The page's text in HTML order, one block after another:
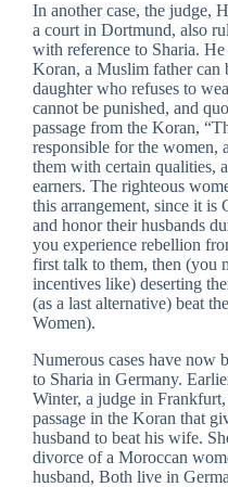
In another case, the judge,
a court in Dortmund, also
with reference to Sharia.
Koran, a Muslim father can
daughter who refuses to
cannot be punished, and
passage from the Koran,
responsible for the women,
them with certain qualities,
earners. The righteous
this arrangement, since it is
and honor their husbands
you experience rebellion
first talk to them, then (you
incentives like) deserting
(as a last alternative) beat
Women).
Numerous cases have now
to Sharia in Germany.
Winter, a judge in
passage in the Koran that
husband to beat his wife.
divorce of a Moroccan
husband, Both live in